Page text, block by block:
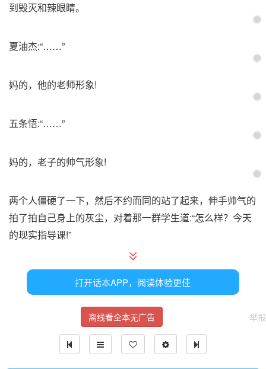
到毁灭和辣眼睛。
夏油杰:“……”
妈的，他的老师形象!
五条悟:“……”
妈的，老子的帅气形象!
两个人僵硬了一下，然后不约而同的站了起来，伸手帅气的
拍了拍自己身上的灰尘，对着那一群学生道:“怎么样？今天
的现实指导课!”
“你们也要加油啊！”这是死皮赖脸的五条悟。
“好了好了，快回去上课吧，老师也准备休息了。”这是厚脸
打开话本APP，阅读体验更佳
离线看全本无广告 举报